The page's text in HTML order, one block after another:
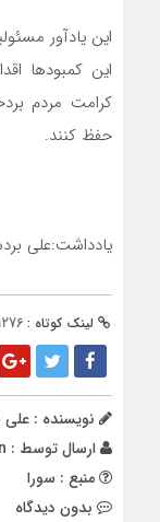
این یادآور
این کمبودها
کرامت مردم
حفظ کنند.
یادداشت:علی
لینک کوتاه :
نویسنده : علی
ارسال توسط :
منبع : سورا
بدون دیدگاه